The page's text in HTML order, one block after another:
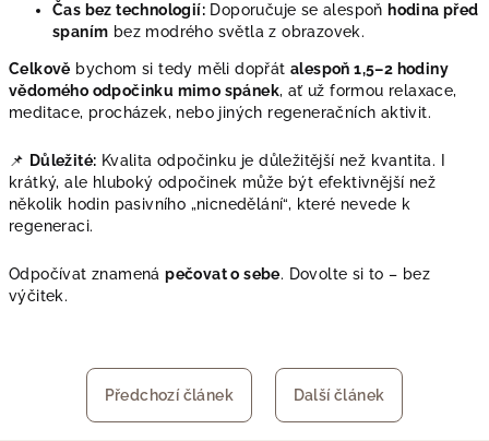
Čas bez technologií: Doporučuje se alespoň hodina před
spaním bez modrého světla z obrazovek.
Celkově bychom si tedy měli dopřátalespoň 1,5–2 hodiny
vědomého odpočinku mimo spánek, ať už formou relaxace,
meditace, procházek, nebo jiných regeneračních aktivit.
📌 Důležité: Kvalita odpočinku je důležitější než kvantita. I
krátký, ale hluboký odpočinek může být efektivnější než
několik hodin pasivního „nicnedělání“, které nevede k
regeneraci.
Odpočívat znamenápečovat o sebe. Dovolte si to – bez
výčitek.
Předchozí článek Další článek